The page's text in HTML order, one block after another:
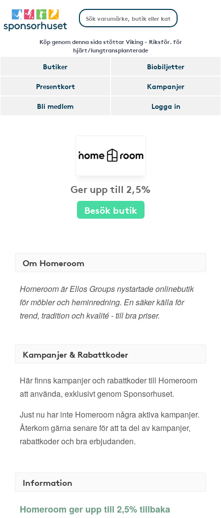
Köp genom denna sida stöttar Viking - Riksför. för
hjärt/lungtransplanterade
Butiker
Biobiljetter
Presentkort
Kampanjer
Bli medlem
Logga in
Ger upp till 2,5%
Besök butik
Om Homeroom
Homeroom är Ellos Groups nystartade onlinebutik
för möbler och heminredning. En säker källa för
trend, tradition och kvalité - till bra priser.
Kampanjer & Rabattkoder
Här finns kampanjer och rabattkoder till Homeroom
att använda, exklusivt genom Sponsorhuset.
Just nu har inte Homeroom några aktiva kampanjer.
Återkom gärna senare för att ta del av kampanjer,
rabattkoder och bra erbjudanden.
Information
Homeroom ger upp till 2,5% tillbaka